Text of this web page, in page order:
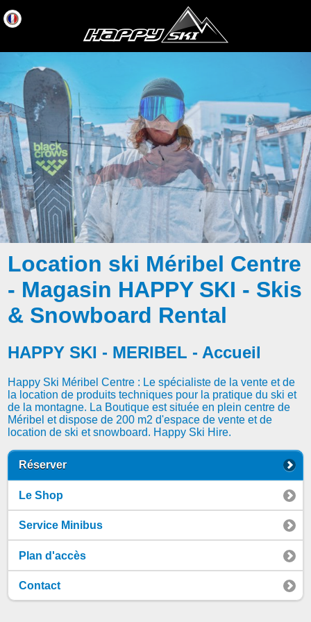
Location ski Méribel Centre
- Magasin HAPPY SKI - Skis
& Snowboard Rental
HAPPY SKI - MERIBEL - Accueil
Happy Ski Méribel Centre : Le spécialiste de la vente et de
la location de produits techniques pour la pratique du ski et
de la montagne. La Boutique est située en plein centre de
Méribel et dispose de 200 m2 d'espace de vente et de
location de ski et snowboard. Happy Ski Hire.
Réserver
Le Shop
Service Minibus
Plan d'accès
Contact